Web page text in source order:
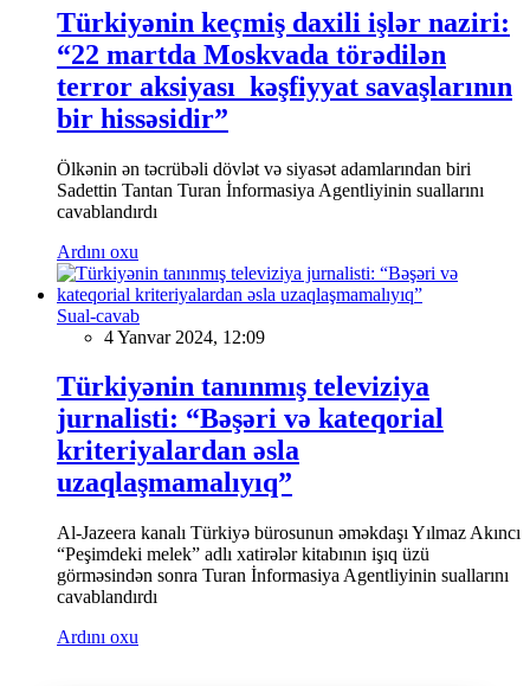
Türkiyənin keçmiş daxili işlər naziri:
“22 martda Moskvada törədilən
terror aksiyası kəşfiyyat savaşlarının
bir hissəsidir”
Ölkənin ən təcrübəli dövlət və siyasət adamlarından biri
Sadettin Tantan Turan İnformasiya Agentliyinin suallarını
cavablandırdı
Ardını oxu
Sual-cavab
4 Yanvar 2024, 12:09
Türkiyənin tanınmış televiziya
jurnalisti: “Bəşəri və kateqorial
kriteriyalardan əsla
uzaqlaşmamalıyıq”
Al-Jazeera kanalı Türkiyə bürosunun əməkdaşı Yılmaz Akıncı
“Peşimdeki melek” adlı xatirələr kitabının işıq üzü
görməsindən sonra Turan İnformasiya Agentliyinin suallarını
cavablandırdı
Ardını oxu